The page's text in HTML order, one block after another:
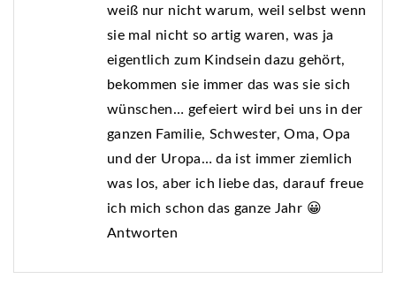
weiß nur nicht warum, weil selbst wenn
sie mal nicht so artig waren, was ja
eigentlich zum Kindsein dazu gehört,
bekommen sie immer das was sie sich
wünschen… gefeiert wird bei uns in der
ganzen Familie, Schwester, Oma, Opa
und der Uropa… da ist immer ziemlich
was los, aber ich liebe das, darauf freue
ich mich schon das ganze Jahr 😀
Antworten